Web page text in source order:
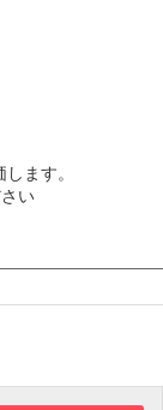
ます。
い